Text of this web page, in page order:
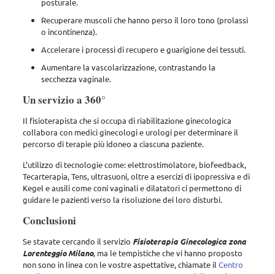
posturale.
Recuperare muscoli che hanno perso il loro tono (prolassi
o incontinenza).
Accelerare i processi di recupero e guarigione dei tessuti.
Aumentare la vascolarizzazione, contrastando la
secchezza vaginale.
Un servizio a 360°
Il fisioterapista che si occupa di riabilitazione ginecologica
collabora con medici ginecologi e urologi per determinare il
percorso di terapie più idoneo a ciascuna paziente.
L’utilizzo di tecnologie come: elettrostimolatore, biofeedback,
Tecarterapia, Tens, ultrasuoni, oltre a esercizi di ipopressiva e di
Kegel e ausili come coni vaginali e dilatatori ci permettono di
guidare le pazienti verso la risoluzione dei loro disturbi.
Conclusioni
Se stavate cercando il servizio Fisioterapia Ginecologica zona
Lorenteggio Milano, ma le tempistiche che vi hanno proposto
non sono in linea con le vostre aspettative, chiamate il Centro